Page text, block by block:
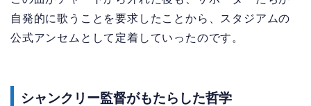
自発的に歌うことを要求したことから、スタジアムの
公式アンセムとして定着していったのです。
シャンクリー監督がもたらした哲学